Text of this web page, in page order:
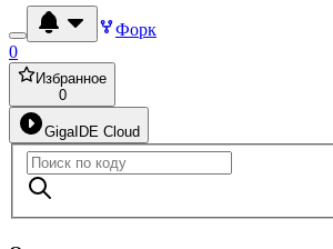
Форк
0
Избранное
0
GigaIDE Cloud